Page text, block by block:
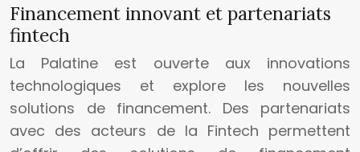
Financement innovant et partenariats
fintech
La Palatine est ouverte aux innovations
technologiques et explore les nouvelles
solutions de financement. Des partenariats
avec des acteurs de la Fintech permettent